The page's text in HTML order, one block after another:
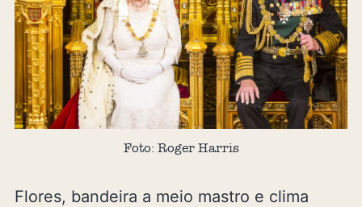
Foto: Roger Harris
Flores, bandeira a meio mastro e clima